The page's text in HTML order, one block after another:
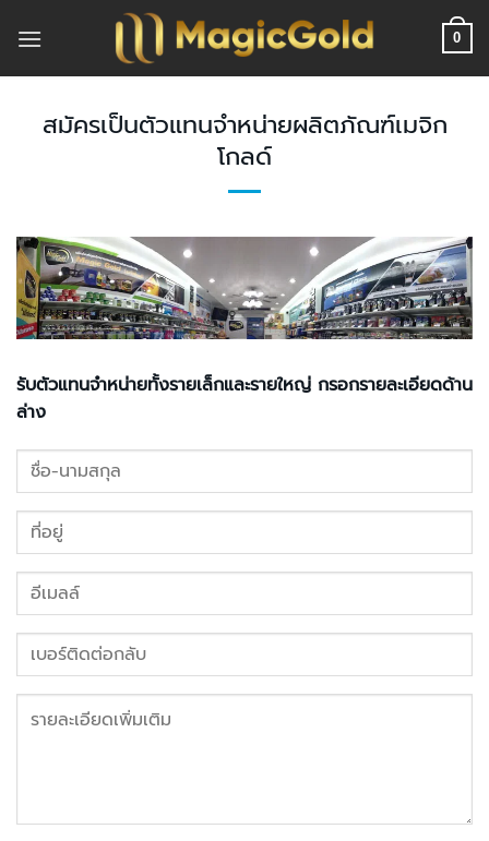
0
สมัครเป็นตัวแทนจำหน่ายผลิตภัณฑ์เมจิก
โกลด์
รับตัวแทนจำหน่ายทั้งรายเล็กและรายใหญ่ กรอกรายละเอียดด้าน
ล่าง